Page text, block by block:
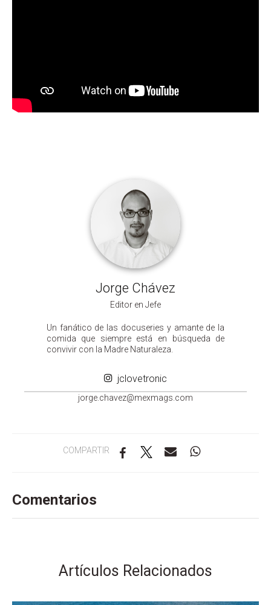
Jorge Chávez
Editor en Jefe
Un fanático de las docuseries y amante de la
comida que siempre está en búsqueda de
convivir con la Madre Naturaleza.
jclovetronic
moc.s
gamxe
m@zev
ahc.e
groj
COMPARTIR
Comentarios
Artículos Relacionados